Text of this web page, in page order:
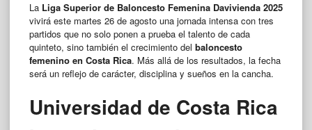
La Liga Superior de Baloncesto Femenina Davivienda 2025
vivirá este martes 26 de agosto una jornada intensa con tres
partidos que no solo ponen a prueba el talento de cada
quinteto, sino también el crecimiento del baloncesto
femenino en Costa Rica. Más allá de los resultados, la fecha
será un reflejo de carácter, disciplina y sueños en la cancha.
Universidad de Costa Rica